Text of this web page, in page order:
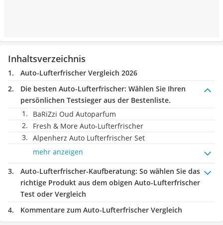
Inhaltsverzeichnis
Auto-Lufterfrischer Vergleich 2026
Die besten Auto-Lufterfrischer: Wählen Sie Ihren
persönlichen Testsieger aus der Bestenliste.
BaRiZzi Oud Autoparfum
Fresh & More Auto-Lufterfrischer
Alpenherz Auto Lufterfrischer Set
mehr anzeigen
Auto-Lufterfrischer-Kaufberatung: So wählen Sie das
richtige Produkt aus dem obigen Auto-Lufterfrischer
Test oder Vergleich
Kommentare zum Auto-Lufterfrischer Vergleich